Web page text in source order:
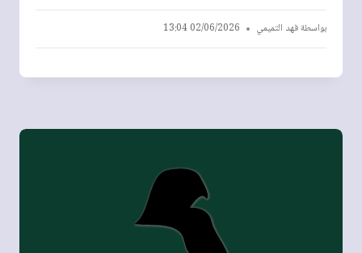
بواسطةفهد التميمي 02/06/2026 13:04